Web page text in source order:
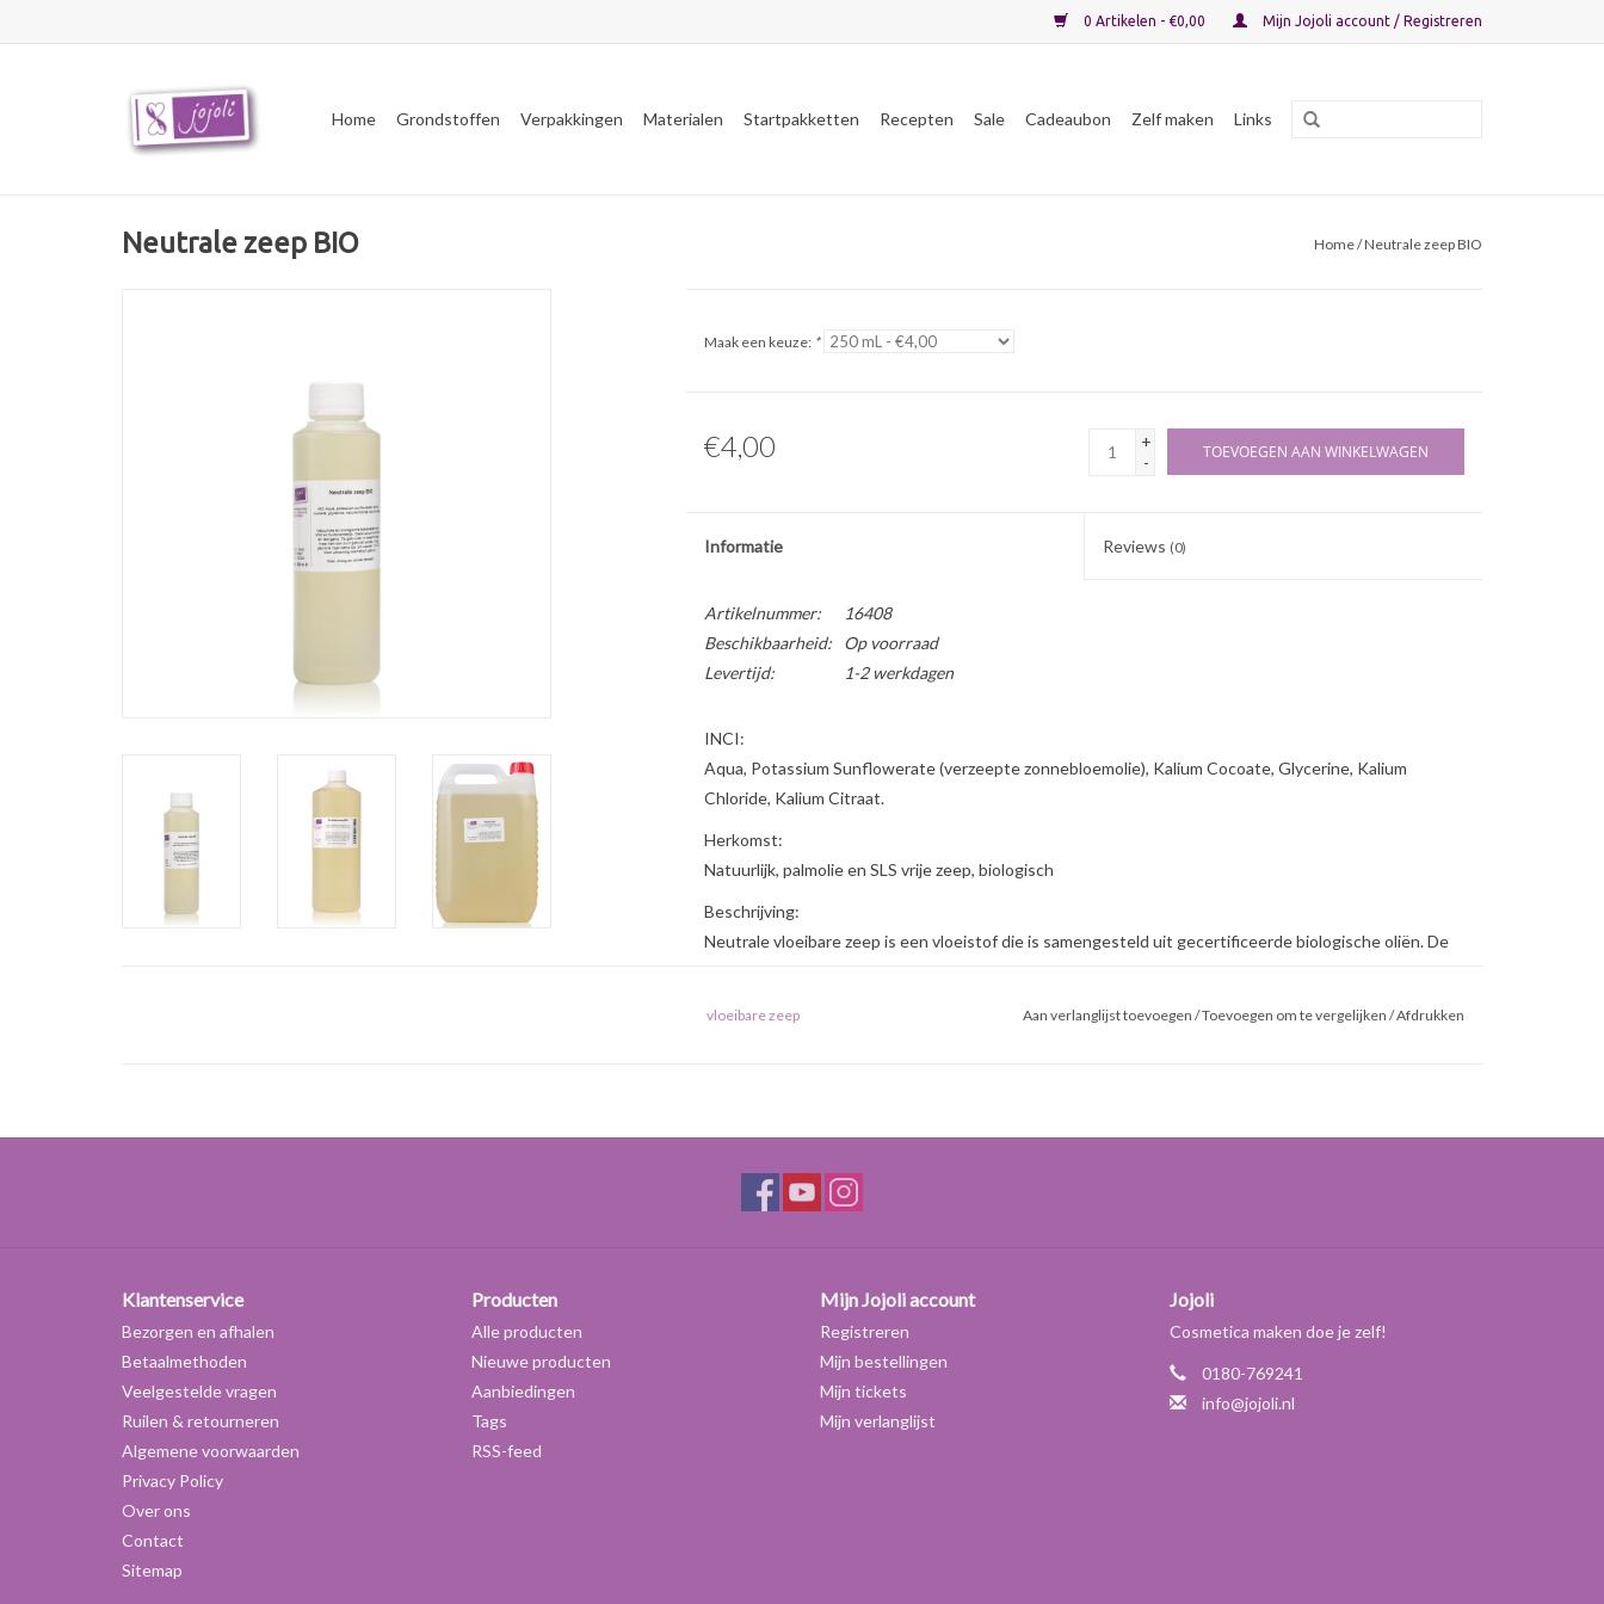
0 Artikelen - €0,00 Mijn Jojoli account / Registreren
Home Grondstoffen Verpakkingen Materialen Startpakketten Recepten Sale Cadeaubon Zelf maken Links
Neutrale zeep BIO Home/ Neutrale zeep BIO
Maak een keuze: *
€4,00
+
-
TOEVOEGEN AAN WINKELWAGEN
Informatie Reviews (0)
Artikelnummer:
16408
Beschikbaarheid:
Op voorraad
Levertijd:
1-2 werkdagen
INCI:
Aqua, Potassium Sunflowerate (verzeepte zonnebloemolie), Kalium Cocoate, Glycerine, Kalium
Chloride, Kalium Citraat.
Herkomst:
Natuurlijk, palmolie en SLS vrije zeep, biologisch
Beschrijving:
Neutrale vloeibare zeep is een vloeistof die is samengesteld uit gecertificeerde biologische oliën. De
vloeibare zeep Aan verlanglijst toevoegen /Toevoegen om te vergelijken /Afdrukken
Klantenservice
Bezorgen en afhalen
Betaalmethoden
Veelgestelde vragen
Ruilen & retourneren
Algemene voorwaarden
Privacy Policy
Over ons
Contact
Sitemap
Producten
Alle producten
Nieuwe producten
Aanbiedingen
Tags
RSS-feed
Mijn Jojoli account
Registreren
Mijn bestellingen
Mijn tickets
Mijn verlanglijst
Jojoli
Cosmetica maken doe je zelf!
0180-769241
info@jojoli.nl